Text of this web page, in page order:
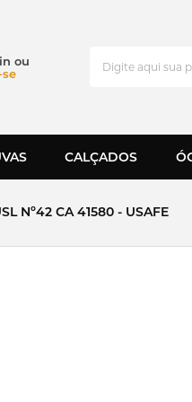
ou
CALÇADOS
Nº42 CA 41580 - USAFE